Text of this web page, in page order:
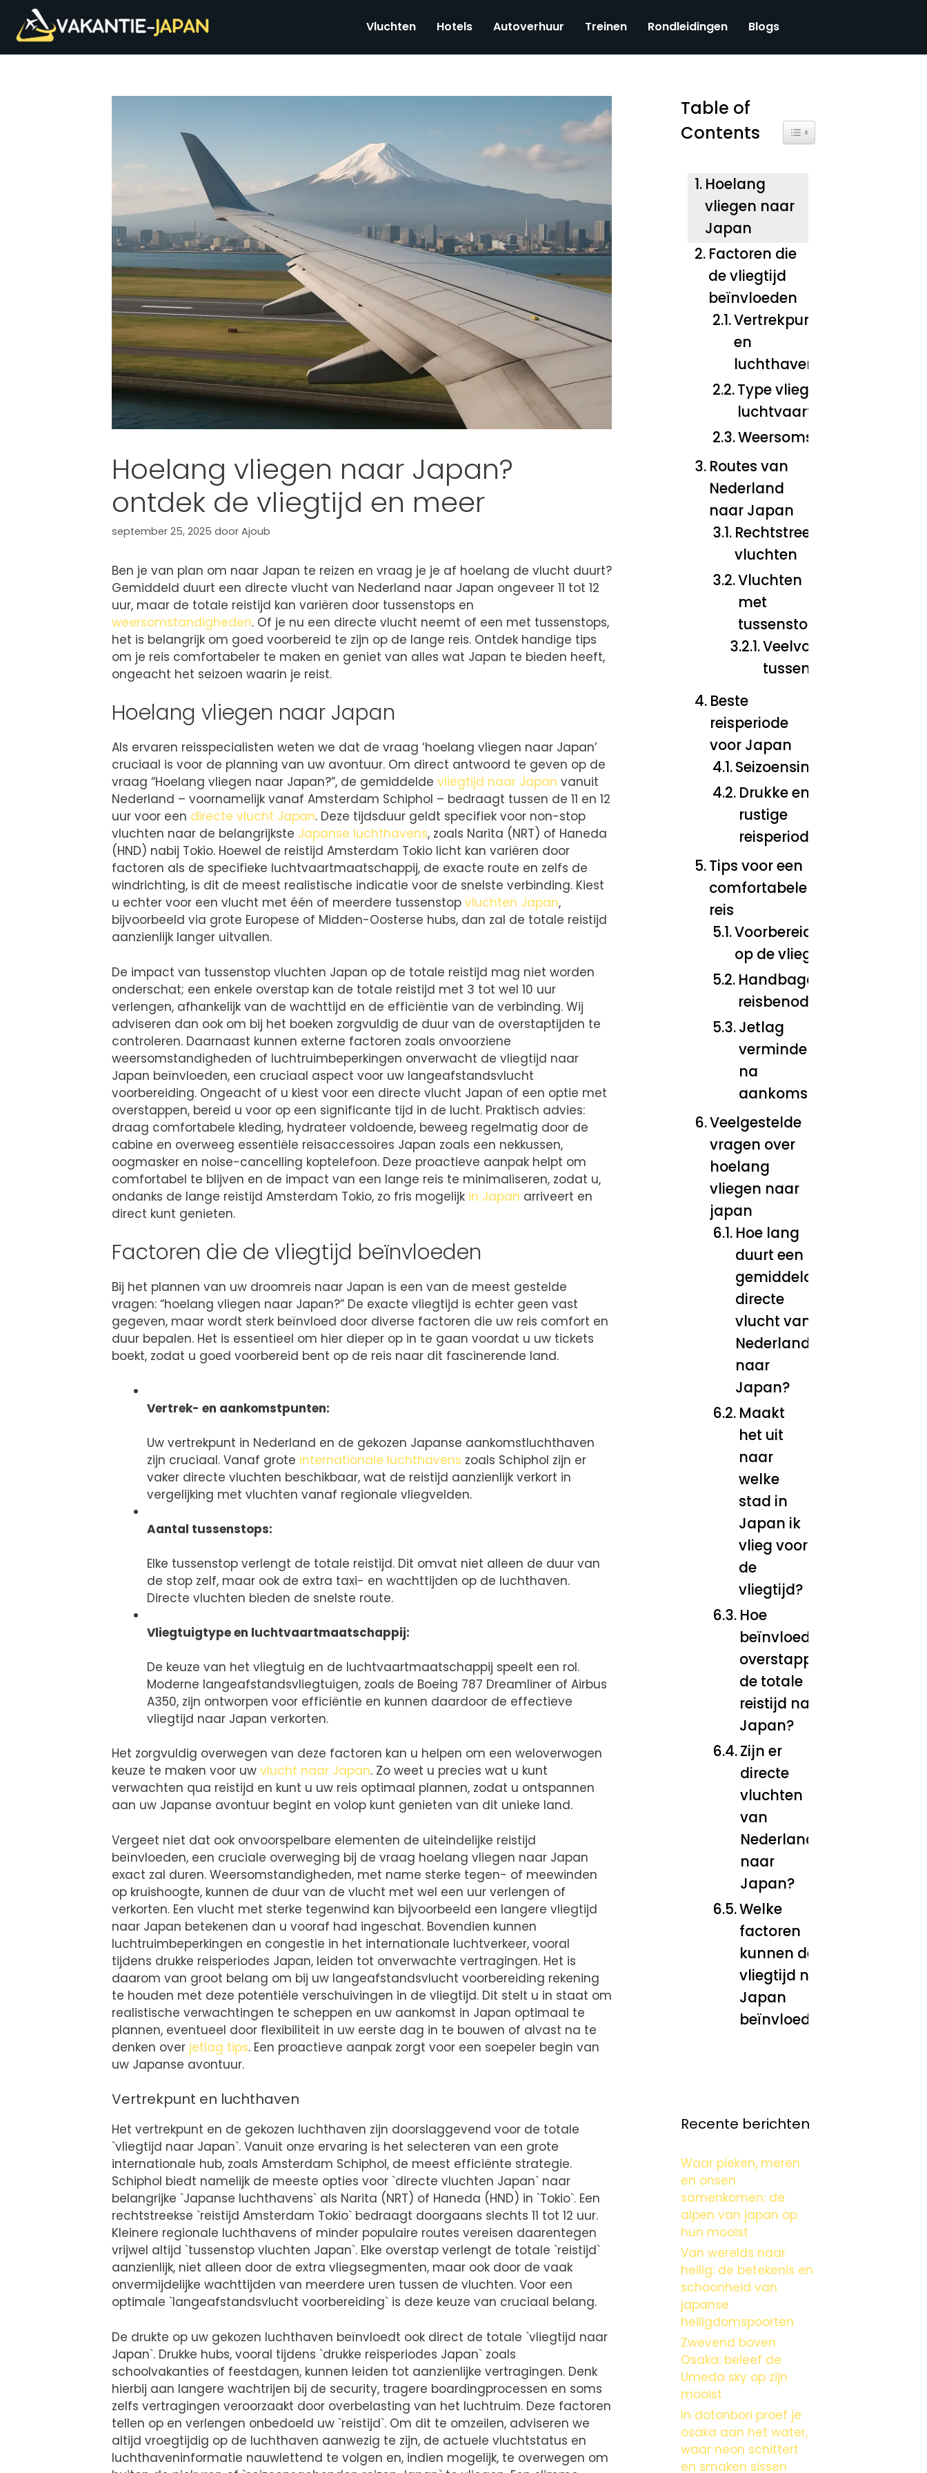
Vluchten Hotels Autoverhuur Treinen Rondleidingen Blogs
Hoelang vliegen naar Japan?
ontdek de vliegtijd en meer
september 25, 2025 door Ajoub
Ben je van plan om naar Japan te reizen en vraag je je af hoelang de vlucht duurt?
Gemiddeld duurt een directe vlucht van Nederland naar Japan ongeveer 11 tot 12
uur, maar de totale reistijd kan variëren door tussenstops en
weersomstandigheden. Of je nu een directe vlucht neemt of een met tussenstops,
het is belangrijk om goed voorbereid te zijn op de lange reis. Ontdek handige tips
om je reis comfortabeler te maken en geniet van alles wat Japan te bieden heeft,
ongeacht het seizoen waarin je reist.
Hoelang vliegen naar Japan
Als ervaren reisspecialisten weten we dat de vraag ‘hoelang vliegen naar Japan’
cruciaal is voor de planning van uw avontuur. Om direct antwoord te geven op de
vraag “Hoelang vliegen naar Japan?”, de gemiddelde vliegtijd naar Japan vanuit
Nederland – voornamelijk vanaf Amsterdam Schiphol – bedraagt tussen de 11 en 12
uur voor een directe vlucht Japan. Deze tijdsduur geldt specifiek voor non-stop
vluchten naar de belangrijkste Japanse luchthavens, zoals Narita (NRT) of Haneda
(HND) nabij Tokio. Hoewel de reistijd Amsterdam Tokio licht kan variëren door
factoren als de specifieke luchtvaartmaatschappij, de exacte route en zelfs de
windrichting, is dit de meest realistische indicatie voor de snelste verbinding. Kiest
u echter voor een vlucht met één of meerdere tussenstop vluchten Japan,
bijvoorbeeld via grote Europese of Midden-Oosterse hubs, dan zal de totale reistijd
aanzienlijk langer uitvallen.
De impact van tussenstop vluchten Japan op de totale reistijd mag niet worden
onderschat; een enkele overstap kan de totale reistijd met 3 tot wel 10 uur
verlengen, afhankelijk van de wachttijd en de efficiëntie van de verbinding. Wij
adviseren dan ook om bij het boeken zorgvuldig de duur van de overstaptijden te
controleren. Daarnaast kunnen externe factoren zoals onvoorziene
weersomstandigheden of luchtruimbeperkingen onverwacht de vliegtijd naar
Japan beïnvloeden, een cruciaal aspect voor uw langeafstandsvlucht
voorbereiding. Ongeacht of u kiest voor een directe vlucht Japan of een optie met
overstappen, bereid u voor op een significante tijd in de lucht. Praktisch advies:
draag comfortabele kleding, hydrateer voldoende, beweeg regelmatig door de
cabine en overweeg essentiële reisaccessoires Japan zoals een nekkussen,
oogmasker en noise-cancelling koptelefoon. Deze proactieve aanpak helpt om
comfortabel te blijven en de impact van een lange reis te minimaliseren, zodat u,
ondanks de lange reistijd Amsterdam Tokio, zo fris mogelijk in Japan arriveert en
direct kunt genieten.
Factoren die de vliegtijd beïnvloeden
Bij het plannen van uw droomreis naar Japan is een van de meest gestelde
vragen: “hoelang vliegen naar Japan?” De exacte vliegtijd is echter geen vast
gegeven, maar wordt sterk beïnvloed door diverse factoren die uw reis comfort en
duur bepalen. Het is essentieel om hier dieper op in te gaan voordat u uw tickets
boekt, zodat u goed voorbereid bent op de reis naar dit fascinerende land.
Vertrek- en aankomstpunten:
Uw vertrekpunt in Nederland en de gekozen Japanse aankomstluchthaven
zijn cruciaal. Vanaf grote internationale luchthavens zoals Schiphol zijn er
vaker directe vluchten beschikbaar, wat de reistijd aanzienlijk verkort in
vergelijking met vluchten vanaf regionale vliegvelden.
Aantal tussenstops:
Elke tussenstop verlengt de totale reistijd. Dit omvat niet alleen de duur van
de stop zelf, maar ook de extra taxi- en wachttijden op de luchthaven.
Directe vluchten bieden de snelste route.
Vliegtuigtype en luchtvaartmaatschappij:
De keuze van het vliegtuig en de luchtvaartmaatschappij speelt een rol.
Moderne langeafstandsvliegtuigen, zoals de Boeing 787 Dreamliner of Airbus
A350, zijn ontworpen voor efficiëntie en kunnen daardoor de effectieve
vliegtijd naar Japan verkorten.
Het zorgvuldig overwegen van deze factoren kan u helpen om een weloverwogen
keuze te maken voor uw vlucht naar Japan. Zo weet u precies wat u kunt
verwachten qua reistijd en kunt u uw reis optimaal plannen, zodat u ontspannen
aan uw Japanse avontuur begint en volop kunt genieten van dit unieke land.
Vergeet niet dat ook onvoorspelbare elementen de uiteindelijke reistijd
beïnvloeden, een cruciale overweging bij de vraag hoelang vliegen naar Japan
exact zal duren. Weersomstandigheden, met name sterke tegen- of meewinden
op kruishoogte, kunnen de duur van de vlucht met wel een uur verlengen of
verkorten. Een vlucht met sterke tegenwind kan bijvoorbeeld een langere vliegtijd
naar Japan betekenen dan u vooraf had ingeschat. Bovendien kunnen
luchtruimbeperkingen en congestie in het internationale luchtverkeer, vooral
tijdens drukke reisperiodes Japan, leiden tot onverwachte vertragingen. Het is
daarom van groot belang om bij uw langeafstandsvlucht voorbereiding rekening
te houden met deze potentiële verschuivingen in de vliegtijd. Dit stelt u in staat om
realistische verwachtingen te scheppen en uw aankomst in Japan optimaal te
plannen, eventueel door flexibiliteit in uw eerste dag in te bouwen of alvast na te
denken over jetlag tips. Een proactieve aanpak zorgt voor een soepeler begin van
uw Japanse avontuur.
Vertrekpunt en luchthaven
Het vertrekpunt en de gekozen luchthaven zijn doorslaggevend voor de totale
`vliegtijd naar Japan`. Vanuit onze ervaring is het selecteren van een grote
internationale hub, zoals Amsterdam Schiphol, de meest efficiënte strategie.
Schiphol biedt namelijk de meeste opties voor `directe vluchten Japan` naar
belangrijke `Japanse luchthavens` als Narita (NRT) of Haneda (HND) in `Tokio`. Een
rechtstreekse `reistijd Amsterdam Tokio` bedraagt doorgaans slechts 11 tot 12 uur.
Kleinere regionale luchthavens of minder populaire routes vereisen daarentegen
vrijwel altijd `tussenstop vluchten Japan`. Elke overstap verlengt de totale `reistijd`
aanzienlijk, niet alleen door de extra vliegsegmenten, maar ook door de vaak
onvermijdelijke wachttijden van meerdere uren tussen de vluchten. Voor een
optimale `langeafstandsvlucht voorbereiding` is deze keuze van cruciaal belang.
De drukte op uw gekozen luchthaven beïnvloedt ook direct de totale `vliegtijd naar
Japan`. Drukke hubs, vooral tijdens `drukke reisperiodes Japan` zoals
schoolvakanties of feestdagen, kunnen leiden tot aanzienlijke vertragingen. Denk
hierbij aan langere wachtrijen bij de security, tragere boardingprocessen en soms
zelfs vertragingen veroorzaakt door overbelasting van het luchtruim. Deze factoren
tellen op en verlengen onbedoeld uw `reistijd`. Om dit te omzeilen, adviseren we
altijd vroegtijdig op de luchthaven aanwezig te zijn, de actuele vluchtstatus en
luchthaveninformatie nauwlettend te volgen en, indien mogelijk, te overwegen om
Table of
Contents
Toggle Table of Content
Hoelang
vliegen naar
Japan
Factoren die
de vliegtijd
beïnvloeden
Vertrekpunt
en
luchthaven
Type vliegtuig en
luchtvaartmaatschappij
Weersomstandigheden
Routes van
Nederland
naar Japan
Rechtstreekse
vluchten
Vluchten
met
tussenstops
Veelvoorkomende
tussenstops
Beste
reisperiode
voor Japan
Seizoensinvloeden
Drukke en
rustige
reisperiodes
Tips voor een
comfortabele
reis
Voorbereiding
op de vliegtijd
Handbagage en
reisbenodigdheden
Jetlag
verminderen
na
aankomst
Veelgestelde
vragen over
hoelang
vliegen naar
japan
Hoe lang
duurt een
gemiddelde
directe
vlucht van
Nederland
naar
Japan?
Maakt
het uit
naar
welke
stad in
Japan ik
vlieg voor
de
vliegtijd?
Hoe
beïnvloeden
overstappen
de totale
reistijd naar
Japan?
Zijn er
directe
vluchten
van
Nederland
naar
Japan?
Welke
factoren
kunnen de
vliegtijd naar
Japan
beïnvloeden?
Recente berichten
Waar pieken, meren
en onsen
samenkomen: de
alpen van japan op
hun mooist
Van werelds naar
heilig: de betekenis en
schoonheid van
japanse
heiligdomspoorten
Zwevend boven
Osaka: beleef de
Umeda sky op zijn
mooist
In dotonbori proef je
osaka aan het water,
waar neon schittert
en smaken sissen